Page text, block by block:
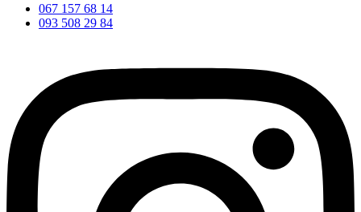
067 157 68 14
093 508 29 84